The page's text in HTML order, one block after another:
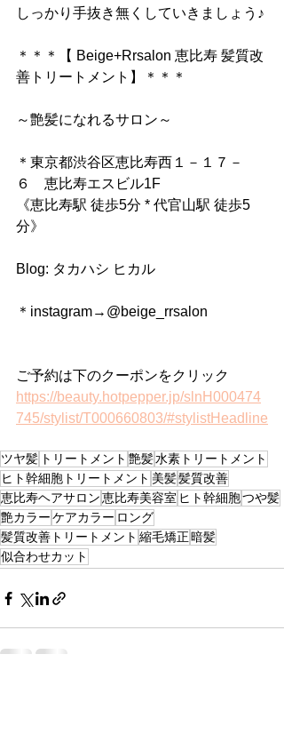
しっかり手抜き無くしていきましょう♪
＊＊＊【 Beige+Rrsalon 恵比寿 髪質改
善トリートメント】＊＊＊
～艶髪になれるサロン～
＊東京都渋谷区恵比寿西１－１７－
６　恵比寿エスビル1F
《恵比寿駅 徒歩5分 * 代官山駅 徒歩5
分》
Blog: タカハシ ヒカル
＊instagram→@beige_rrsalon
ご予約は下のクーポンをクリック
https://beauty.hotpepper.jp/slnH000474
745/stylist/T000660803/#stylistHeadline
ツヤ髪 トリートメント 艶髪水素トリートメント
ヒト幹細胞トリートメント 美髪髪質改善
恵比寿ヘアサロン恵比寿美容室 ヒト幹細胞つや髪
艶カラーケアカラー ロング
髪質改善トリートメント 縮毛矯正暗髪
似合わせカット